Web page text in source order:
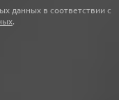
данных в соответствии с